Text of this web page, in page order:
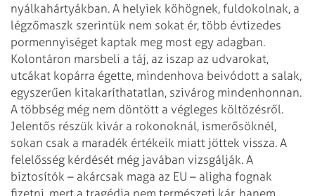
nyálkahártyákban. A helyiek köhögnek, fuldokolnak, a
légzőmaszk szerintük nem sokat ér, több évtizedes
pormennyiséget kaptak meg most egy adagban.
Kolontáron marsbeli a táj, az iszap az udvarokat,
utcákat kopárra égette, mindenhova beivódott a salak,
egyszerűen kitakaríthatatlan, szivárog mindenhonnan.
A többség még nem döntött a végleges költözésről.
Jelentős részük kivár a rokonoknál, ismerősöknél,
sokan csak a maradék értékeik miatt jöttek vissza. A
felelősség kérdését még javában vizsgálják. A
biztosítók – akárcsak maga az EU – aligha fognak
fizetni, mert a tragédia nem természeti kár, hanem